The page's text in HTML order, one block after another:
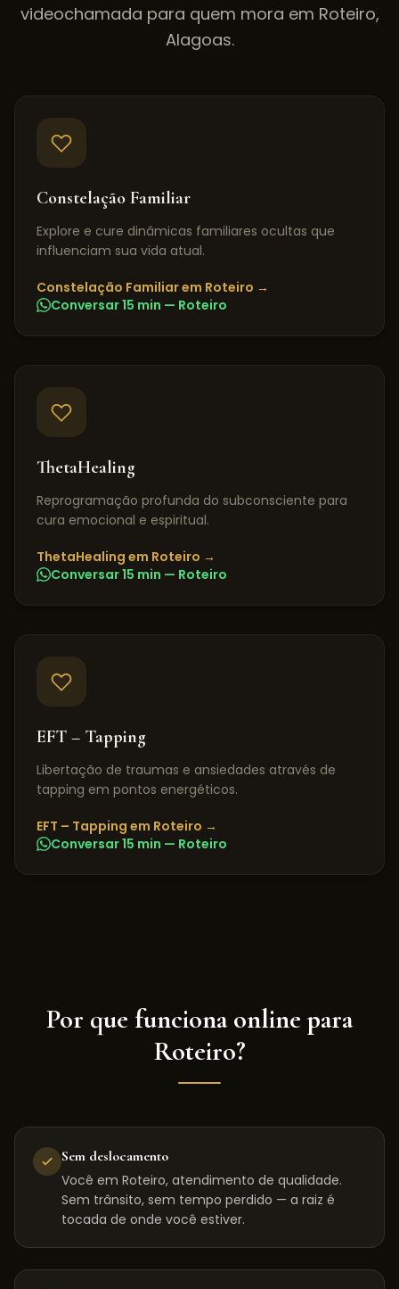
videochamada para quem mora em Roteiro,
Alagoas.
Constelação Familiar
Explore e cure dinâmicas familiares ocultas que
influenciam sua vida atual.
Constelação Familiarem Roteiro →
Conversar 15 min — Roteiro
ThetaHealing
Reprogramação profunda do subconsciente para
cura emocional e espiritual.
ThetaHealing em Roteiro →
Conversar 15 min — Roteiro
EFT – Tapping
Libertação de traumas e ansiedades através de
tapping em pontos energéticos.
EFT – Tapping em Roteiro →
Conversar 15 min — Roteiro
Por que funciona online para
Roteiro?
Sem deslocamento
Você em Roteiro, atendimento de qualidade.
Sem trânsito, sem tempo perdido — a raiz é
tocada de onde você estiver.